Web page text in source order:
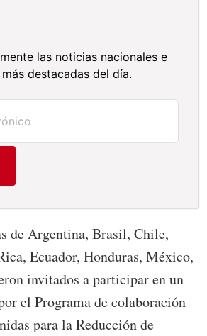
las noticias nacionales e
destacadas del día.
de Argentina, Brasil, Chile,
Ecuador, Honduras, México,
invitados a participar en un
el Programa de colaboración
para la Reducción de